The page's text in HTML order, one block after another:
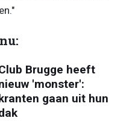
Brugge heeft
'monster':
gaan uit hun